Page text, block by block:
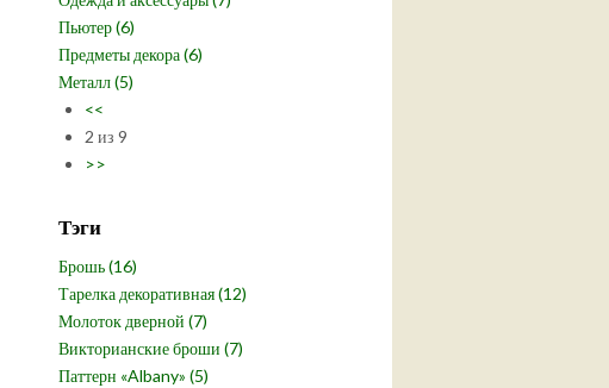
Пьютер (6)
Предметы декора (6)
Металл (5)
<<
2 из 9
>>
Тэги
Брошь (16)
Тарелка декоративная (12)
Молоток дверной (7)
Викторианские броши (7)
Паттерн «Albany» (5)